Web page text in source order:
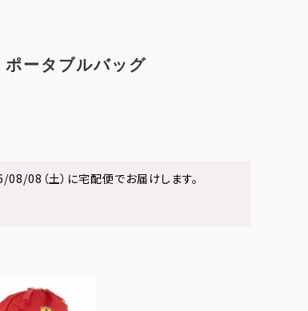
ータブルバッグ
08/08（土） に宅配便でお届けします。